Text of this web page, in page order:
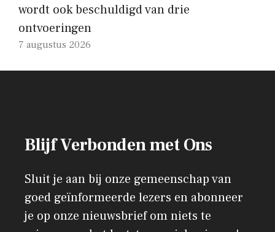
wordt ook beschuldigd van drie
ontvoeringen
7 augustus 2026
Blijf Verbonden met Ons
Sluit je aan bij onze gemeenschap van
goed geïnformeerde lezers en abonneer
je op onze nieuwsbrief om niets te